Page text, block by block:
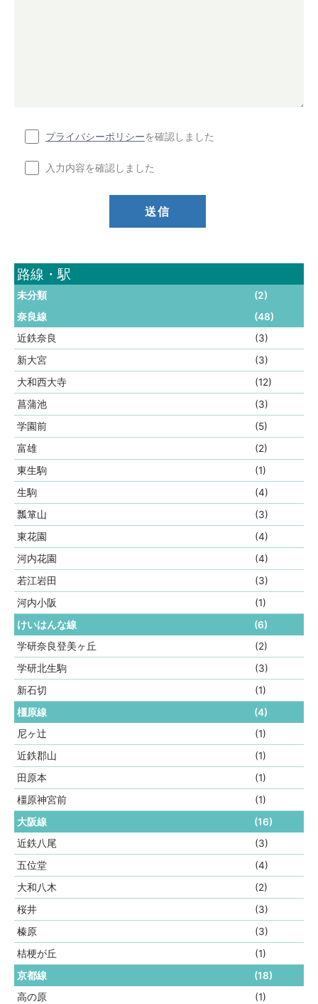
プライバシーポリシーを確認しました
入力内容を確認しました
路線・駅
未分類
(2)
奈良線
(48)
近鉄奈良
(3)
新大宮
(3)
大和西大寺
(12)
菖蒲池
(3)
学園前
(5)
富雄
(2)
東生駒
(1)
生駒
(4)
瓢箪山
(3)
東花園
(4)
河内花園
(4)
若江岩田
(3)
河内小阪
(1)
けいはんな線
(6)
学研奈良登美ヶ丘
(2)
学研北生駒
(3)
新石切
(1)
橿原線
(4)
尼ヶ辻
(1)
近鉄郡山
(1)
田原本
(1)
橿原神宮前
(1)
大阪線
(16)
近鉄八尾
(3)
五位堂
(4)
大和八木
(2)
桜井
(3)
榛原
(3)
桔梗が丘
(1)
京都線
(18)
高の原
(1)